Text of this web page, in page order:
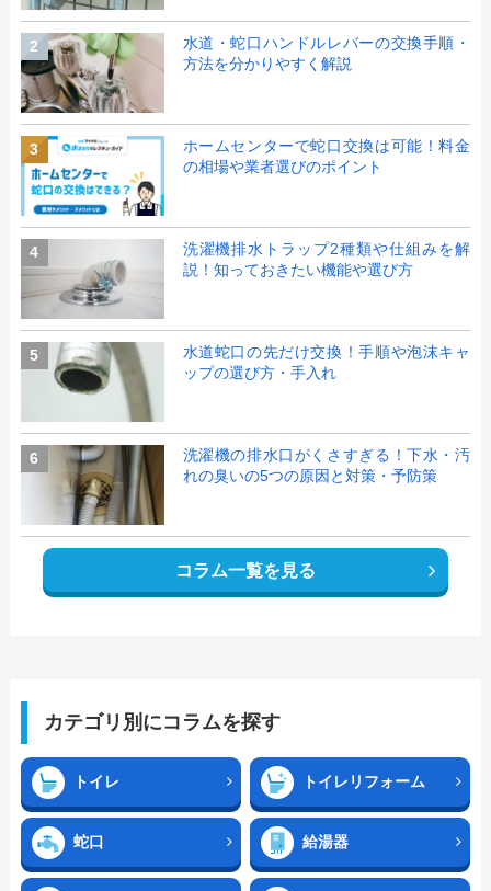
2
水道・蛇口ハンドルレバーの交換手順・
方法を分かりやすく解説
3
ホームセンターで蛇口交換は可能！料金
の相場や業者選びのポイント
4
洗濯機排水トラップ2種類や仕組みを解
説！知っておきたい機能や選び方
5
水道蛇口の先だけ交換！手順や泡沫キャ
ップの選び方・手入れ
6
洗濯機の排水口がくさすぎる！下水・汚
れの臭いの5つの原因と対策・予防策
コラム一覧を見る
カテゴリ別にコラムを探す
トイレ トイレリフォーム
蛇口 給湯器